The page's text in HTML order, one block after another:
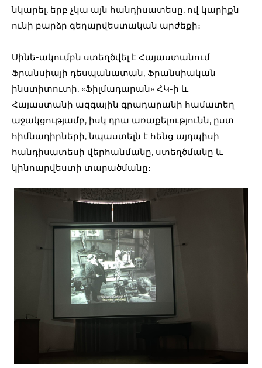
նկարել, երբ չկա այն հանդիսատեսը, ով կարիքն
ունի բարձր գեղարվեստական արժեքի։
Սինե-ակումբն ստեղծվել է Հայաստանում
Ֆրանսիայի դեսպանատան, Ֆրանսիական
ինստիտուտի, «Ֆիլմադարան» ՀԿ-ի և
Հայաստանի ազգային գրադարանի համատեղ
աջակցությամբ, իսկ դրա առաքելությունն, ըստ
հիմնադիրների, նպաստելն է հենց այդպիսի
հանդիսատեսի վերհանմանը, ստեղծմանը և
կինոարվեստի տարածմանը։